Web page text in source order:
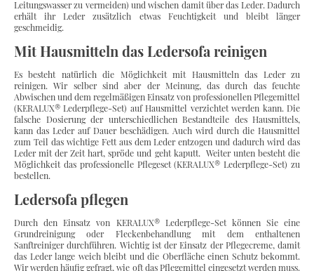
Leitungswasser zu vermeiden) und wischen damit über das Leder. Dadurch
erhält ihr Leder zusätzlich etwas Feuchtigkeit und bleibt länger
geschmeidig.
Mit Hausmitteln das Ledersofa reinigen
Es besteht natürlich die Möglichkeit mit Hausmitteln das Leder zu
reinigen. Wir selber sind aber der Meinung, das durch das feuchte
Abwischen und dem regelmäßigen Einsatz von professionellen Pflegemittel
(KERALUX® Lederpflege-Set) auf Hausmittel verzichtet werden kann. Die
falsche Dosierung der unterschiedlichen Bestandteile des Hausmittels,
kann das Leder auf Dauer beschädigen. Auch wird durch die Hausmittel
zum Teil das wichtige Fett aus dem Leder entzogen und dadurch wird das
Leder mit der Zeit hart, spröde und geht kaputt. Weiter unten besteht die
Möglichkeit das professionelle Pflegeset (KERALUX® Lederpflege-Set) zu
bestellen.
Durch den Einsatz von KERALUX® Lederpflege-Set können Sie eine
Grundreinigung oder Fleckenbehandlung mit dem enthaltenen
Sanftreiniger durchführen. Wichtig ist der Einsatz der Pflegecreme, damit
das Leder lange weich bleibt und die Oberfläche einen Schutz bekommt.
Wir werden häufig gefragt, wie oft das Pflegemittel eingesetzt werden muss.
Ledersofa pflegen